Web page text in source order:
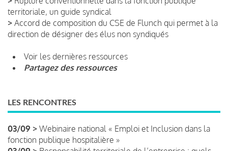
territoriale, un guide syndical
> Accord de composition du CSE de Flunch qui permet à la
direction de désigner des élus non syndiqués
Voir les dernières ressources
Partagez des ressources
LES RENCONTRES
03/09 > Webinaire national « Emploi et Inclusion dans la
fonction publique hospitalière »